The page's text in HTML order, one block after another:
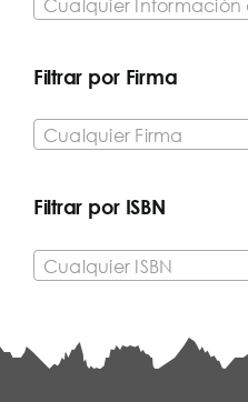
Cualquier Información
Filtrar por Firma
Cualquier Firma
Filtrar por ISBN
Cualquier ISBN